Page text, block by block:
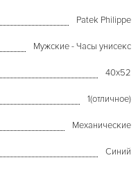
Patek Philippe
Мужские - Часы унисекс
40x52
1(отличное)
Механические
Синий